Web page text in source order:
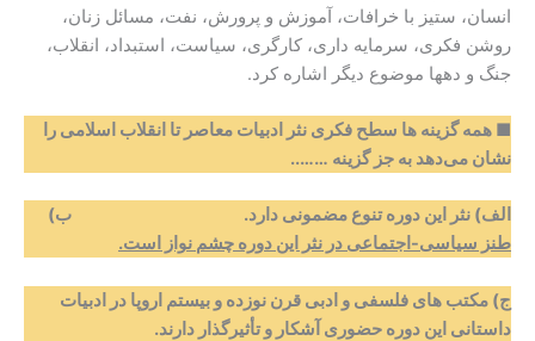
انسان، ستیز با خرافات، آموزش و پرورش، نفت، مسائل زنان،
روشن فکری، سرمایه داری، کارگری، سیاست، استبداد، انقلاب،
جنگ و دهها موضوع دیگر اشاره کرد.
■ همه گزینه ها سطح فکری نثر ادبیات معاصر تا انقلاب اسلامی را
نشان می‌دهد به جز گزینه ……..
الف) نثر این دوره تنوع مضمونی دارد. ب)
طنز سیاسی-اجتماعی در نثر این دوره چشم نواز است.
ج) مکتب های فلسفی و ادبی قرن نوزده و بیستم اروپا در ادبیات
داستانی این دوره حضوری آشکار و تأثیرگذار دارند.